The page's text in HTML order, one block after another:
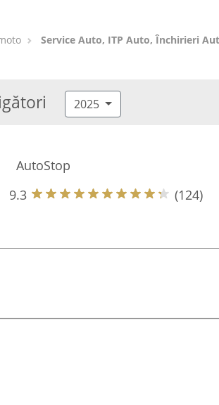
Service Auto, ITP Auto, Închirieri
2025
AutoStop
9.3
(124)